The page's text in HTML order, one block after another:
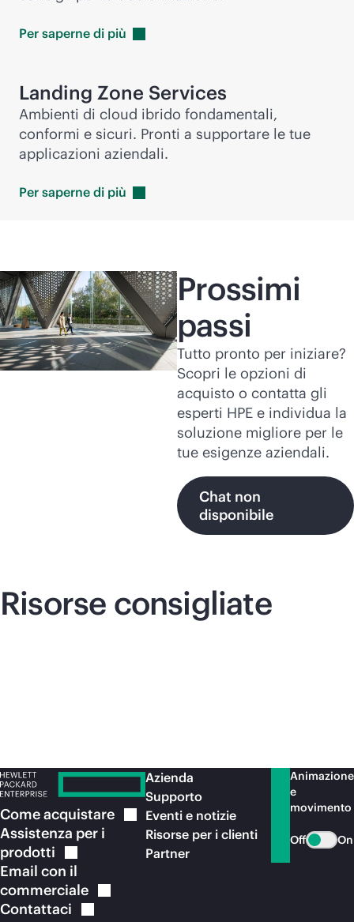
Per saperne di più
Landing Zone Services
Ambienti di cloud ibrido fondamentali,
conformi e sicuri. Pronti a supportare le tue
applicazioni aziendali.
Per saperne di più
Prossimi
passi
Tutto pronto per iniziare?
Scopri le opzioni di
acquisto o contatta gli
esperti HPE e individua la
soluzione migliore per le
tue esigenze aziendali.
Chat non
disponibile
Risorse consigliate
Comeacquistare
Assistenza per i
prodotti
Email con il
commerciale
Contattaci
Azienda
Supporto
Eventi e notizie
Risorse per i clienti
Partner
Animazione
e
movimento
Off On